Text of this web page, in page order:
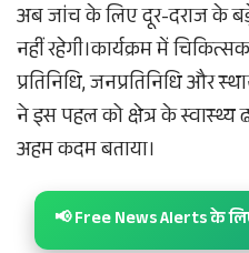
अब जांच के लिए दूर-दराज के
नहीं रहेगी।कार्यक्रम में
प्रतिनिधि, जनप्रतिनिधि और
ने इस पहल को क्षेत्र के
अहम कदम बताया।
📢 Free News Alerts के